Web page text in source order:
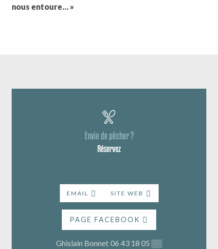
nous entoure… »
Envie de pêcher ?
Réservez
EMAIL SITE WEB
PAGE FACEBOOK
Ghislain Bonnet 06 43 18 05 ▒▒